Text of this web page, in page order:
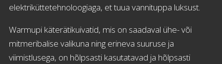
elektriküttetehnoloogiaga, et tuua vannituppa luksust.
Warmupi käterätikuivatid, mis on saadaval ühe- või
mitmeribalise valikuna ning erineva suuruse ja
viimistlusega, on hõlpsasti kasutatavad ja hõlpsasti